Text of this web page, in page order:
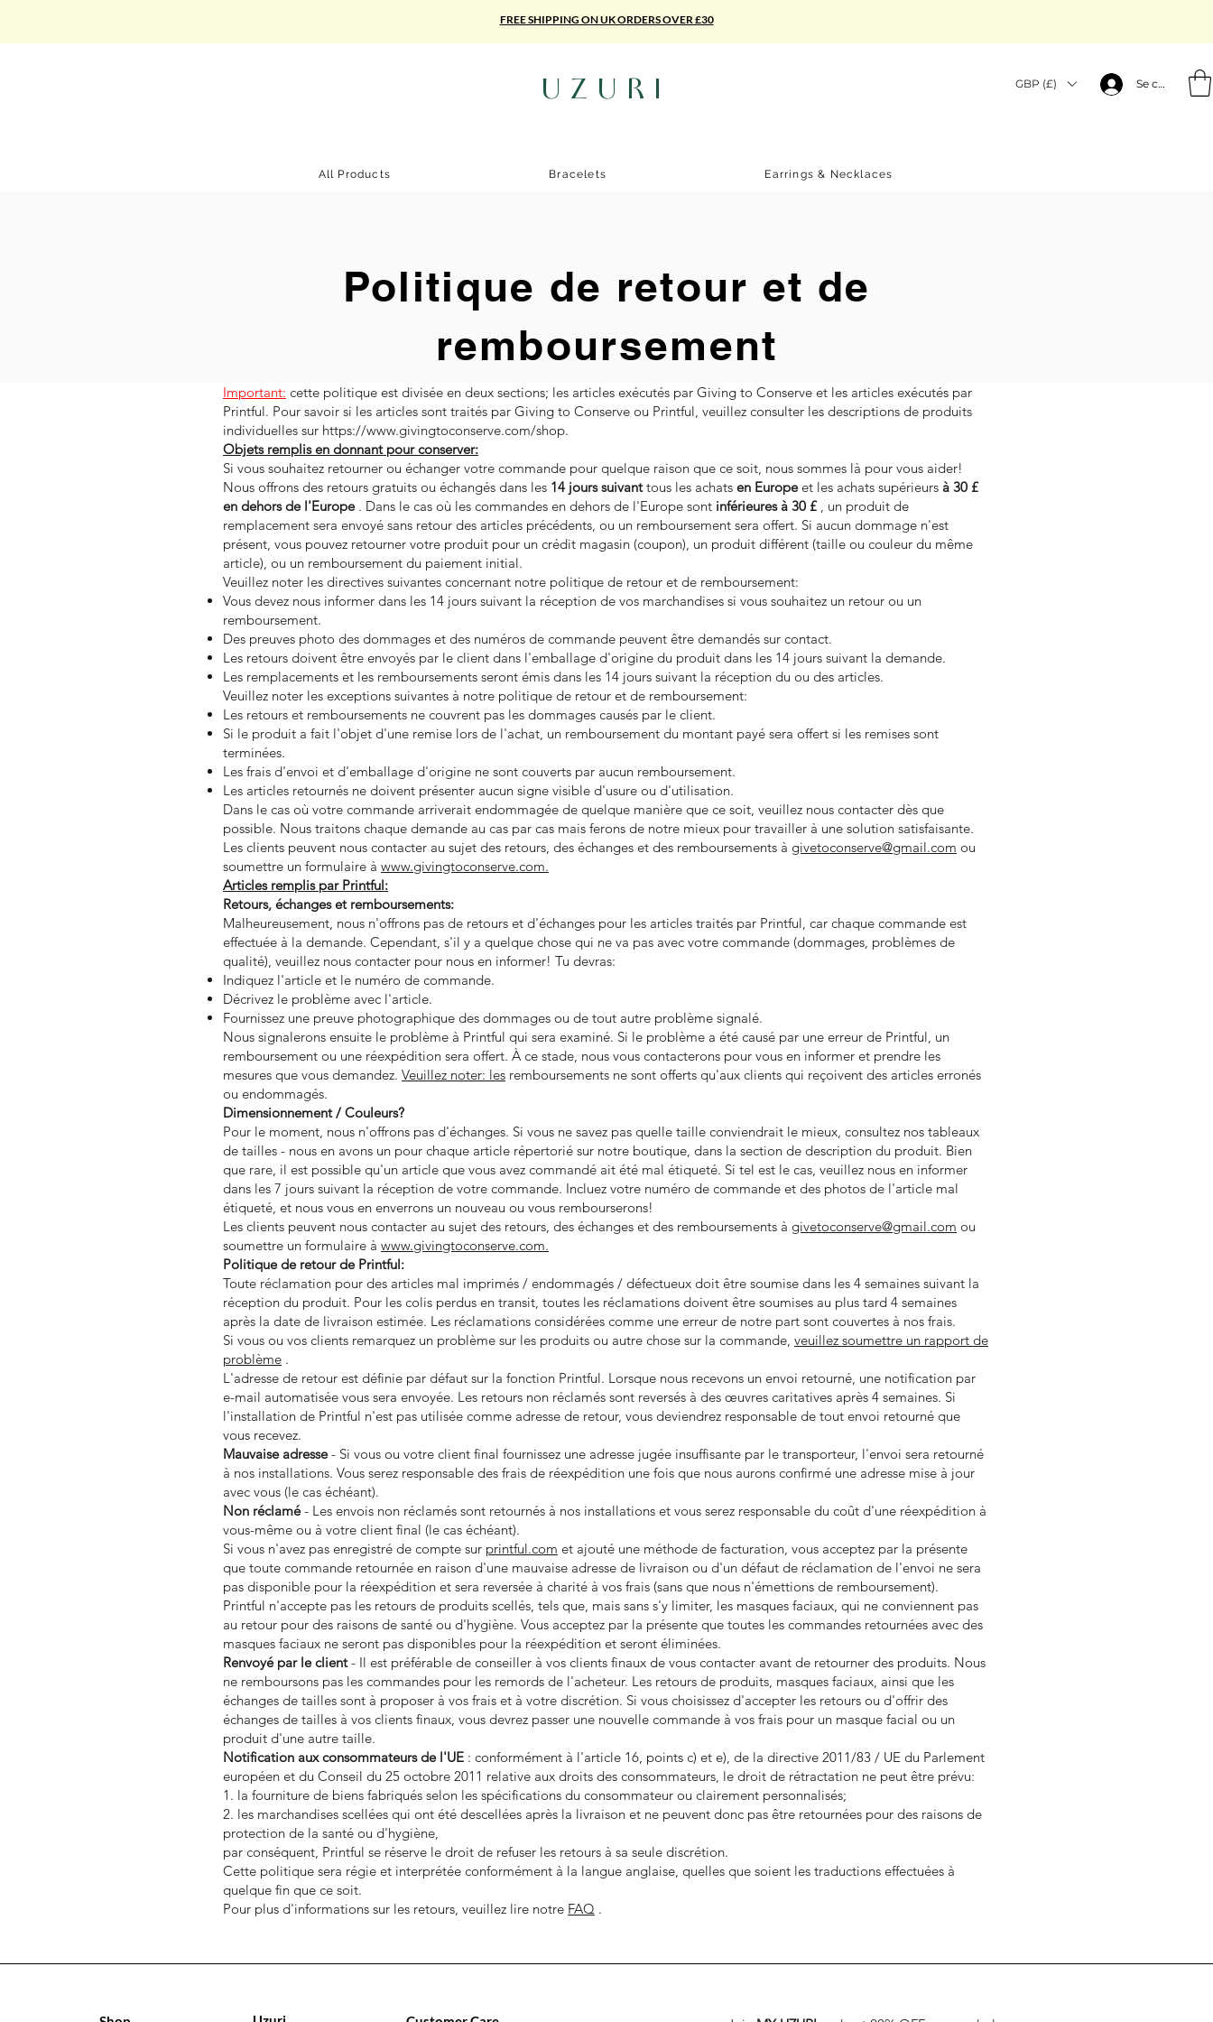
FREE SHIPPING ON UK ORDERS OVER £30
UZURI GBP (£) Se connecter
All Products Bracelets Earrings & Necklaces
Politique de retour et de
remboursement
Important: cette politique est divisée en deux sections; les articles exécutés par Giving to Conserve et les articles exécutés par
Printful. Pour savoir si les articles sont traités par Giving to Conserve ou Printful, veuillez consulter les descriptions de produits
individuelles sur https://www.givingtoconserve.com/shop.
Objets remplis en donnant pour conserver:
Si vous souhaitez retourner ou échanger votre commande pour quelque raison que ce soit, nous sommes là pour vous aider!
Nous offrons des retours gratuits ou échangés dans les 14 jours suivanttous les achats en Europeet les achats supérieurs à 30 £
en dehors de l'Europe. Dans le cas où les commandes en dehors de l'Europe sont inférieures à 30 £, un produit de
remplacement sera envoyé sans retour des articles précédents, ou un remboursement sera offert. Si aucun dommage n'est
présent, vous pouvez retourner votre produit pour un crédit magasin (coupon), un produit différent (taille ou couleur du même
article), ou un remboursement du paiement initial.
Veuillez noter les directives suivantes concernant notre politique de retour et de remboursement:
Vous devez nous informer dans les 14 jours suivant la réception de vos marchandises si vous souhaitez un retour ou un
remboursement.
Des preuves photo des dommages et des numéros de commande peuvent être demandés sur contact.
Les retours doivent être envoyés par le client dans l'emballage d'origine du produit dans les 14 jours suivant la demande.
Les remplacements et les remboursements seront émis dans les 14 jours suivant la réception du ou des articles.
Veuillez noter les exceptions suivantes à notre politique de retour et de remboursement:
Les retours et remboursements ne couvrent pas les dommages causés par le client.
Si le produit a fait l'objet d'une remise lors de l'achat, un remboursement du montant payé sera offert si les remises sont
terminées.
Les frais d'envoi et d'emballage d'origine ne sont couverts par aucun remboursement.
Les articles retournés ne doivent présenter aucun signe visible d'usure ou d'utilisation.
Dans le cas où votre commande arriverait endommagée de quelque manière que ce soit, veuillez nous contacter dès que
possible. Nous traitons chaque demande au cas par cas mais ferons de notre mieux pour travailler à une solution satisfaisante.
Les clients peuvent nous contacter au sujet des retours, des échanges et des remboursements à givetoconserve@gmail.com ou
soumettre un formulaire à www.givingtoconserve.com.
Articles remplis par Printful:
Retours, échanges et remboursements:
Malheureusement, nous n'offrons pas de retours et d'échanges pour les articles traités par Printful, car chaque commande est
effectuée à la demande. Cependant, s'il y a quelque chose qui ne va pas avec votre commande (dommages, problèmes de
qualité), veuillez nous contacter pour nous en informer! Tu devras:
Indiquez l'article et le numéro de commande.
Décrivez le problème avec l'article.
Fournissez une preuve photographique des dommages ou de tout autre problème signalé.
Nous signalerons ensuite le problème à Printful qui sera examiné. Si le problème a été causé par une erreur de Printful, un
remboursement ou une réexpédition sera offert. À ce stade, nous vous contacterons pour vous en informer et prendre les
mesures que vous demandez. Veuillez noter: les remboursements ne sont offerts qu'aux clients qui reçoivent des articles erronés
ou endommagés.
Dimensionnement / Couleurs?
Pour le moment, nous n'offrons pas d'échanges. Si vous ne savez pas quelle taille conviendrait le mieux, consultez nos tableaux
de tailles - nous en avons un pour chaque article répertorié sur notre boutique, dans la section de description du produit. Bien
que rare, il est possible qu'un article que vous avez commandé ait été mal étiqueté. Si tel est le cas, veuillez nous en informer
dans les 7 jours suivant la réception de votre commande. Incluez votre numéro de commande et des photos de l'article mal
étiqueté, et nous vous en enverrons un nouveau ou vous rembourserons!
Les clients peuvent nous contacter au sujet des retours, des échanges et des remboursements à givetoconserve@gmail.com ou
soumettre un formulaire à www.givingtoconserve.com.
Politique de retour de Printful:
Toute réclamation pour des articles mal imprimés / endommagés / défectueux doit être soumise dans les 4 semaines suivant la
réception du produit. Pour les colis perdus en transit, toutes les réclamations doivent être soumises au plus tard 4 semaines
après la date de livraison estimée. Les réclamations considérées comme une erreur de notre part sont couvertes à nos frais.
Si vous ou vos clients remarquez un problème sur les produits ou autre chose sur la commande, veuillez soumettre un rapport de
problème .
L'adresse de retour est définie par défaut sur la fonction Printful. Lorsque nous recevons un envoi retourné, une notification par
e-mail automatisée vous sera envoyée. Les retours non réclamés sont reversés à des œuvres caritatives après 4 semaines. Si
l'installation de Printful n'est pas utilisée comme adresse de retour, vous deviendrez responsable de tout envoi retourné que
vous recevez.
Mauvaise adresse- Si vous ou votre client final fournissez une adresse jugée insuffisante par le transporteur, l'envoi sera retourné
à nos installations. Vous serez responsable des frais de réexpédition une fois que nous aurons confirmé une adresse mise à jour
avec vous (le cas échéant).
Non réclamé- Les envois non réclamés sont retournés à nos installations et vous serez responsable du coût d'une réexpédition à
vous-même ou à votre client final (le cas échéant).
Si vous n'avez pas enregistré de compte sur printful.com et ajouté une méthode de facturation, vous acceptez par la présente
que toute commande retournée en raison d'une mauvaise adresse de livraison ou d'un défaut de réclamation de l'envoi ne sera
pas disponible pour la réexpédition et sera reversée à charité à vos frais (sans que nous n'émettions de remboursement).
Printful n'accepte pas les retours de produits scellés, tels que, mais sans s'y limiter, les masques faciaux, qui ne conviennent pas
au retour pour des raisons de santé ou d'hygiène. Vous acceptez par la présente que toutes les commandes retournées avec des
masques faciaux ne seront pas disponibles pour la réexpédition et seront éliminées.
Renvoyé par le client- Il est préférable de conseiller à vos clients finaux de vous contacter avant de retourner des produits. Nous
ne remboursons pas les commandes pour les remords de l'acheteur. Les retours de produits, masques faciaux, ainsi que les
échanges de tailles sont à proposer à vos frais et à votre discrétion. Si vous choisissez d'accepter les retours ou d'offrir des
échanges de tailles à vos clients finaux, vous devrez passer une nouvelle commande à vos frais pour un masque facial ou un
produit d'une autre taille.
Notification aux consommateurs de l'UE : conformément à l'article 16, points c) et e), de la directive 2011/83 / UE du Parlement
européen et du Conseil du 25 octobre 2011 relative aux droits des consommateurs, le droit de rétractation ne peut être prévu:
1. la fourniture de biens fabriqués selon les spécifications du consommateur ou clairement personnalisés;
2. les marchandises scellées qui ont été descellées après la livraison et ne peuvent donc pas être retournées pour des raisons de
protection de la santé ou d'hygiène,
par conséquent, Printful se réserve le droit de refuser les retours à sa seule discrétion.
Cette politique sera régie et interprétée conformément à la langue anglaise, quelles que soient les traductions effectuées à
quelque fin que ce soit.
Pour plus d'informations sur les retours, veuillez lire notre FAQ .